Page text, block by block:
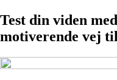
Test din viden
motiverende vej